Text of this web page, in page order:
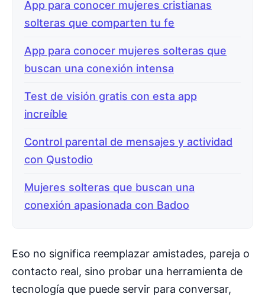
App para conocer mujeres cristianas
solteras que comparten tu fe
App para conocer mujeres solteras que
buscan una conexión intensa
Test de visión gratis con esta app
increíble
Control parental de mensajes y actividad
con Qustodio
Mujeres solteras que buscan una
conexión apasionada con Badoo
Eso no significa reemplazar amistades, pareja o
contacto real, sino probar una herramienta de
tecnología que puede servir para conversar,